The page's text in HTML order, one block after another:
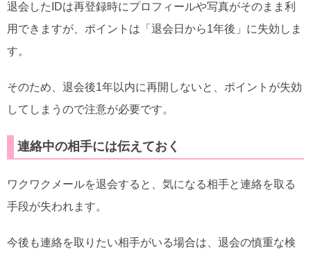
退会したIDは再登録時にプロフィールや写真がそのまま利
用できますが、ポイントは「退会日から1年後」に失効しま
す。
そのため、退会後1年以内に再開しないと、ポイントが失効
してしまうので注意が必要です。
連絡中の相手には伝えておく
ワクワクメールを退会すると、気になる相手と連絡を取る
手段が失われます。
今後も連絡を取りたい相手がいる場合は、退会の慎重な検